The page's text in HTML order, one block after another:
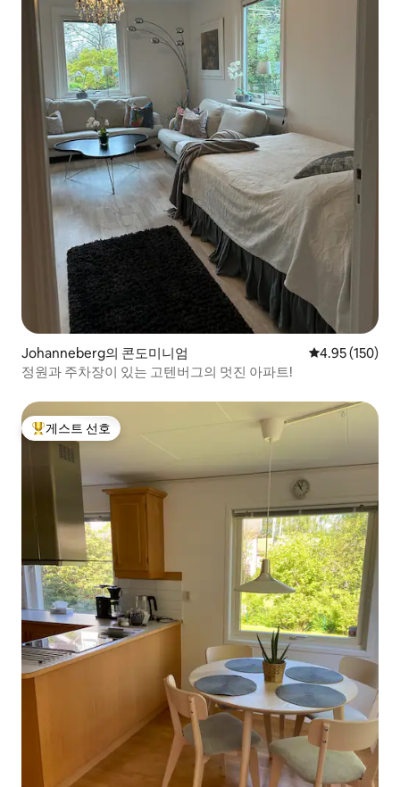
Johanneberg의 콘도미니엄 평점 4.95점(5
4.95 (150)
정원과 주차장이 있는 고텐버그의 멋진 아파트!
상위 게스트 선호
게스트 선호